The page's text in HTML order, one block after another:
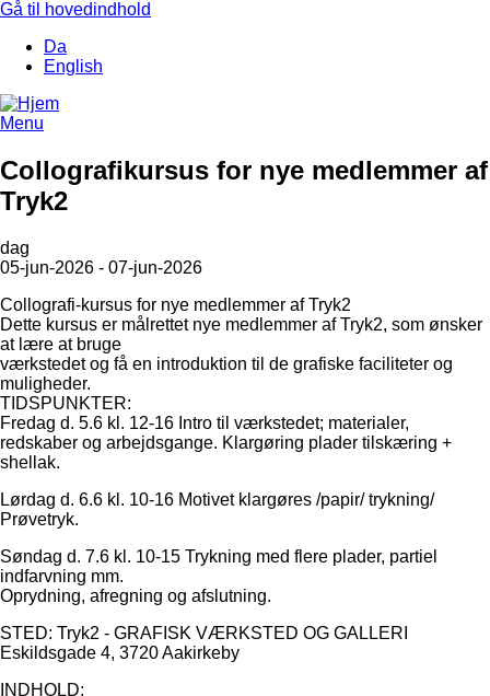
Gå til hovedindhold
Da
English
Menu
Collografikursus for nye medlemmer af
Tryk2
dag
05-jun-2026 - 07-jun-2026
Collografi-kursus for nye medlemmer af Tryk2
Dette kursus er målrettet nye medlemmer af Tryk2, som ønsker
at lære at bruge
værkstedet og få en introduktion til de grafiske faciliteter og
muligheder.
TIDSPUNKTER:
Fredag d. 5.6 kl. 12-16 Intro til værkstedet; materialer,
redskaber og arbejdsgange. Klargøring plader tilskæring +
shellak.
Lørdag d. 6.6 kl. 10-16 Motivet klargøres /papir/ trykning/
Prøvetryk.
Søndag d. 7.6 kl. 10-15 Trykning med flere plader, partiel
indfarvning mm.
Oprydning, afregning og afslutning.
STED: Tryk2 - GRAFISK VÆRKSTED OG GALLERI
Eskildsgade 4, 3720 Aakirkeby
INDHOLD: